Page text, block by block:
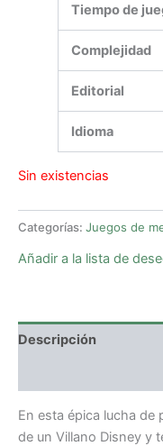
Tiempo de
Complejidad
Editorial
Idioma
Sin existencias
Categorías: Juegos de
Añadir a la lista de
Descripción
En esta épica lucha de
de un Villano Disney y